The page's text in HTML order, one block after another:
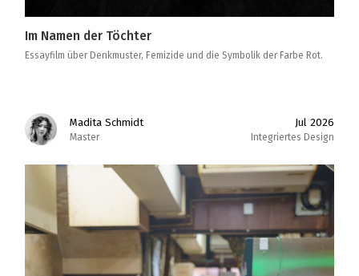
Im Namen der Töchter
Essayfilm über Denkmuster, Femizide und die Symbolik der Farbe Rot.
Madita Schmidt
Master
Jul 2026
Integriertes Design